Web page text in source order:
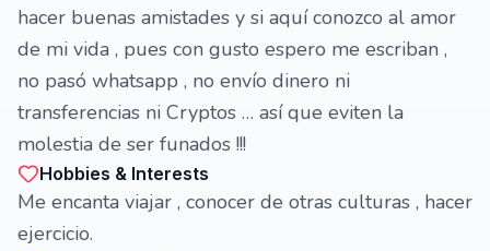
hacer buenas amistades y si aquí conozco al amor
de mi vida , pues con gusto espero me escriban ,
no pasó whatsapp , no envío dinero ni
transferencias ni Cryptos … así que eviten la
molestia de ser funados !!!
Hobbies & Interests
Me encanta viajar , conocer de otras culturas , hacer
ejercicio.